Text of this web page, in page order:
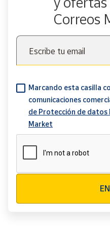
Correos
Escribe tu email
Marcando esta casilla
comunicaciones
de Protección de datos
Market